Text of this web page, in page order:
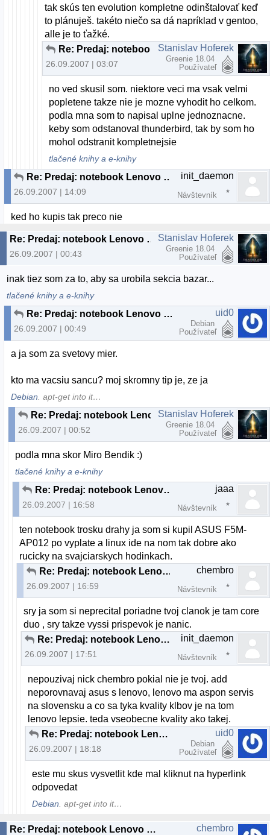
tak skús ten evolution kompletne odinštalovať keď
to plánuješ. takéto niečo sa dá napríklad v gentoo,
alle je to ťažké.
Re: Predaj: notebook Lenovo 3000 C200
26.09.2007 | 03:07
Stanislav Hoferek
Greenie 18.04
Používateľ
no ved skusil som. niektore veci ma vsak velmi
popletene takze nie je mozne vyhodit ho celkom.
podla mna som to napisal uplne jednoznacne.
keby som odstanoval thunderbird, tak by som ho
mohol odstranit kompletnejsie
tlačené knihy a e-knihy
Re: Predaj: notebook Lenovo 3000 C200
26.09.2007 | 14:09
init_daemon
Návštevník
ked ho kupis tak preco nie
Re: Predaj: notebook Lenovo 3000 C200
26.09.2007 | 00:43
Stanislav Hoferek
Greenie 18.04
Používateľ
inak tiez som za to, aby sa urobila sekcia bazar...
tlačené knihy a e-knihy
Re: Predaj: notebook Lenovo 3000 C200
26.09.2007 | 00:49
uid0
Debian
Používateľ
a ja som za svetovy mier.
kto ma vacsiu sancu? moj skromny tip je, ze ja
Debian . apt-get into it…
Re: Predaj: notebook Lenovo 3000 C200
26.09.2007 | 00:52
Stanislav Hoferek
Greenie 18.04
Používateľ
podla mna skor Miro Bendik :)
tlačené knihy a e-knihy
Re: Predaj: notebook Lenovo 3000 C200
26.09.2007 | 16:58
jaaa
Návštevník
ten notebook trosku drahy ja som si kupil ASUS F5M-
AP012 po vyplate a linux ide na nom tak dobre ako
rucicky na svajciarskych hodinkach.
Re: Predaj: notebook Lenovo 3000 C200
26.09.2007 | 16:59
chembro
Návštevník
sry ja som si neprecital poriadne tvoj clanok je tam core
duo , sry takze vyssi prispevok je nanic.
Re: Predaj: notebook Lenovo 3000 C200
26.09.2007 | 17:51
init_daemon
Návštevník
nepouzivaj nick chembro pokial nie je tvoj. add
neporovnavaj asus s lenovo, lenovo ma aspon servis
na slovensku a co sa tyka kvality klbov je na tom
lenovo lepsie. teda vseobecne kvality ako takej.
Re: Predaj: notebook Lenovo 3000 C200
26.09.2007 | 18:18
uid0
Debian
Používateľ
este mu skus vysvetlit kde mal kliknut na hyperlink
odpovedat
Debian. apt-get into it…
Re: Predaj: notebook Lenovo 3000 C200 chembro